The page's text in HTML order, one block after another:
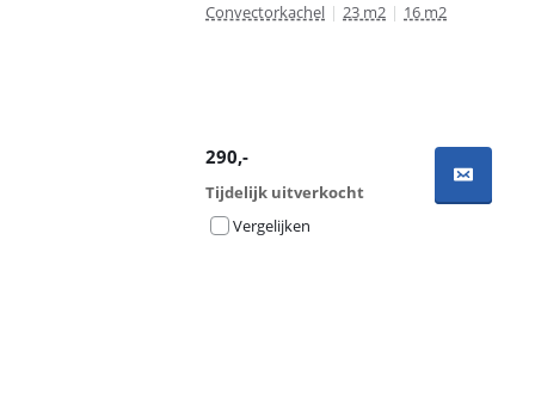
Convectorkachel | 23 m2 | 16 m2
290,-
Tijdelijk uitverkocht
Vergelijken